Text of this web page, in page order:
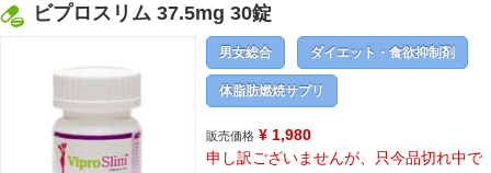
ビプロスリム 37.5mg 30錠
男女総合 ダイエット・食欲抑制剤
体脂肪燃焼サプリ
販売価格 ¥ 1,980
申し訳ございませんが、只今品切れ中で